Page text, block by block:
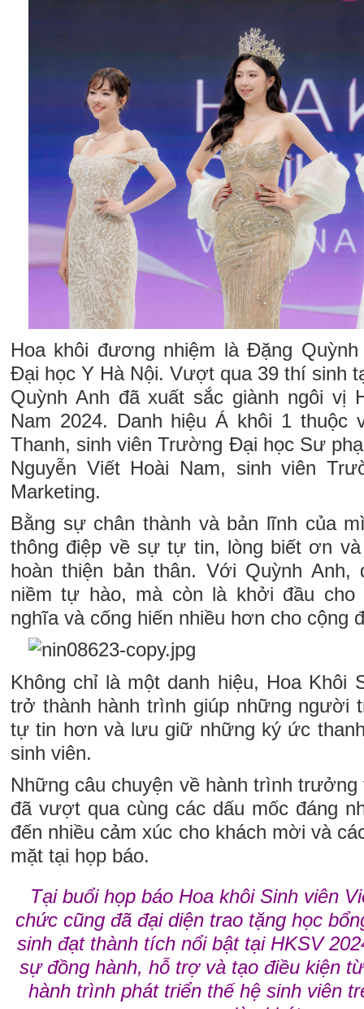
Hoa khôi đương nhiệm là Đặng
Đại học Y Hà Nội. Vượt qua 39 thí sinh
Quỳnh Anh đã xuất sắc giành ngôi vị
Nam 2024. Danh hiệu Á khôi 1 thuộc
Thanh, sinh viên Trường Đại học Sư
Nguyễn Viết Hoài Nam, sinh viên
Marketing.
Bằng sự chân thành và bản lĩnh của
thông điệp về sự tự tin, lòng biết ơn
hoàn thiện bản thân. Với Quỳnh Anh,
niềm tự hào, mà còn là khởi đầu cho
nghĩa và cống hiến nhiều hơn cho cộng
Không chỉ là một danh hiệu, Hoa Khôi
trở thành hành trình giúp những người
tự tin hơn và lưu giữ những ký ức
sinh viên.
Những câu chuyện về hành trình
đã vượt qua cùng các dấu mốc đáng
đến nhiều cảm xúc cho khách mời và
mặt tại họp báo.
Tại buổi họp báo Hoa khôi Sinh viên
chức cũng đã đại diện trao tặng học
sinh đạt thành tích nổi bật tại HKSV
sự đồng hành, hỗ trợ và tạo điều kiện
hành trình phát triển thế hệ sinh viên